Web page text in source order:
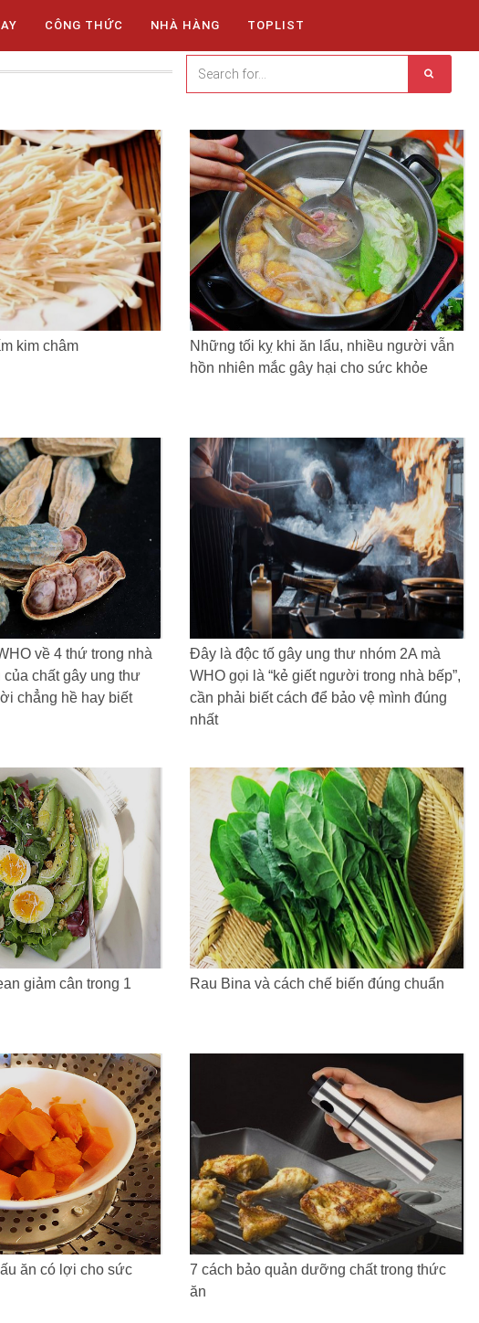
CÔNG THỨC NHÀ HÀNG TOPLIST
kim châm
Những tối kỵ khi ăn lẩu, nhiều người vẫn
hồn nhiên mắc gây hại cho sức khỏe
về 4 thứ trong nhà
chất gây ung thư
chẳng hề hay biết
Đây là độc tố gây ung thư nhóm 2A mà
WHO gọi là “kẻ giết người trong nhà bếp”,
cần phải biết cách để bảo vệ mình đúng
nhất
giảm cân trong 1
Rau Bina và cách chế biến đúng chuẩn
ăn có lợi cho sức
7 cách bảo quản dưỡng chất trong thức
ăn